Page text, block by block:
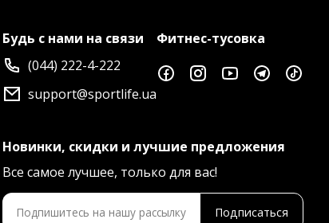
Будь с нами на связи
(044) 222-4-222
support@sportlife.ua
Фитнес-тусовка
Новинки, скидки и лучшие предложения
Все самое лучшее, только для вас!
Подписаться